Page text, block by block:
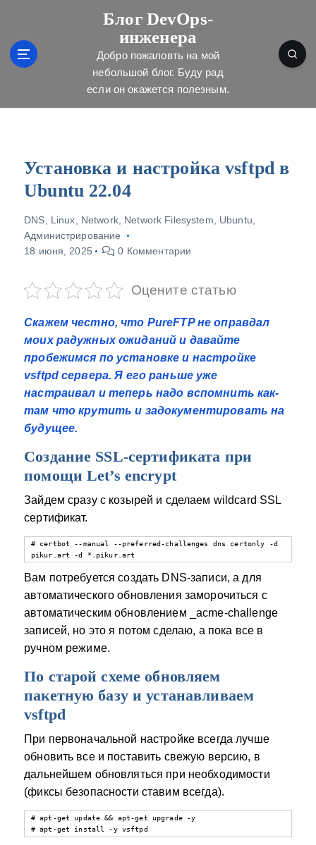
Блог DevOps-
инженера
Добро пожаловть на мой
небольшой блог. Буду рад
если он окажется полезным.
Установка и настройка vsftpd в
Ubuntu 22.04
DNS, Linux, Network, Network Filesystem, Ubuntu,
Администрирование
18 июня, 2025
0 Комментарии
Оцените статью
Скажем честно, что PureFTP не оправдал
моих радужных ожиданий и давайте
пробежимся по установке и настройке
vsftpd сервера. Я его раньше уже
настраивал и теперь надо вспомнить как-
там что крутить и задокументировать на
будущее.
Создание SSL-сертификата при
помощи Let’s encrypt
Зайдем сразу с козырей и сделаем wildcard SSL
сертификат.
# certbot --manual --preferred-challenges dns certonly -d
pikur.art -d *.pikur.art
Вам потребуется создать DNS-записи, а для
автоматического обновления заморочиться с
автоматическим обновлением _acme-challenge
записей, но это я потом сделаю, а пока все в
ручном режиме.
По старой схеме обновляем
пакетную базу и устанавливаем
vsftpd
При первоначальной настройке всегда лучше
обновить все и поставить свежую версию, в
дальнейшем обновляться при необходимости
(фиксы безопасности ставим всегда).
# apt-get update && apt-get upgrade -y
# apt-get install -y vsftpd